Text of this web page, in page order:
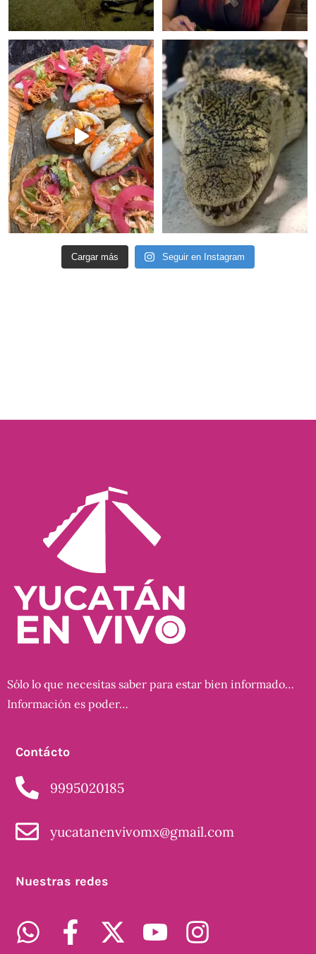
Cargar más Seguir en Instagram
Sólo lo que necesitas saber para estar bien informado…
Información es poder…
Contácto
9995020185
yucatanenvivomx@gmail.com
Nuestras redes